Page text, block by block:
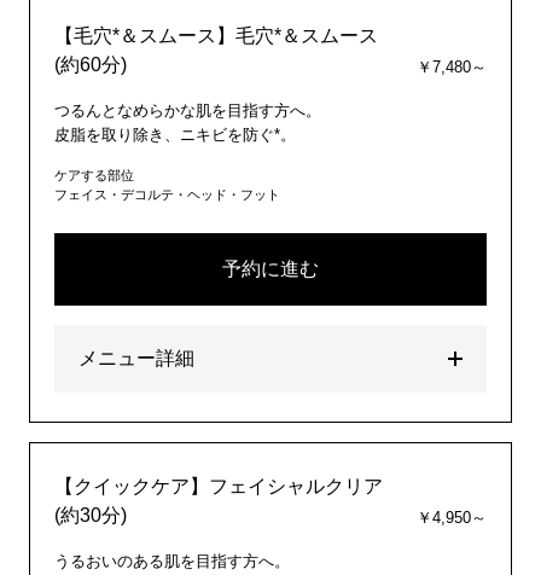
【毛穴*＆スムース】毛穴*＆スムース
(約60分)
￥7,480～
つるんとなめらかな肌を目指す方へ。
皮脂を取り除き、ニキビを防ぐ*。
ケアする部位
フェイス・デコルテ・ヘッド・フット
予約に進む
メニュー詳細
【クイックケア】フェイシャルクリア
(約30分)
￥4,950～
うるおいのある肌を目指す方へ。